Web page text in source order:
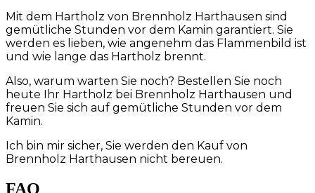
Mit dem Hartholz von Brennholz Harthausen sind
gemütliche Stunden vor dem Kamin garantiert. Sie
werden es lieben, wie angenehm das Flammenbild ist
und wie lange das Hartholz brennt.
Also, warum warten Sie noch? Bestellen Sie noch
heute Ihr Hartholz bei Brennholz Harthausen und
freuen Sie sich auf gemütliche Stunden vor dem
Kamin.
Ich bin mir sicher, Sie werden den Kauf von
Brennholz Harthausen nicht bereuen.
FAQ